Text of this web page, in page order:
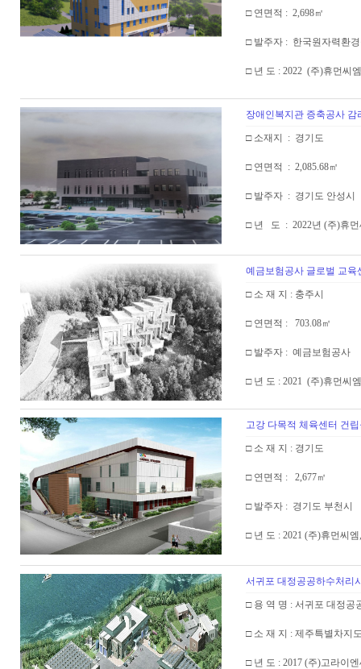
□ 연면적 : 2,698㎡
□ 발주자 : 한국원자력환
□ 년 도 : 2022 (주)휴먼씨
장애인복지관 증축공사 감
□ 소재지 : 경기도
□ 연면적 : 2,085.68㎡
□ 발주자 : 경기도 안성시
□ 년 도 : 2022년 (주)휴
예금보험공사 글로벌 교육
□ 소 재 지 : 충주시
□ 연면적 : 703.08㎡
□ 발주자 : 예금보험공사
□ 년 도 : 2021 (주)휴먼
고강 다목적 체육센터 건
□ 소 재 지 : 경기도
□ 연면적 : 2,677㎡
□ 발주자 : 경기도 부천시
□ 년 도 : 2021 (주)휴먼씨
서귀포 대정공공하수처리
□ 용 역 명 : 서귀포 대정공
□ 소 재 지 : 제주특별차지
□ 년 도 : 2017 (주)고라이엔